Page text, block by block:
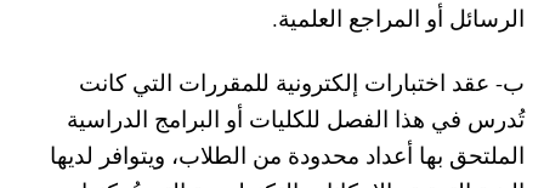
الرسائل أو المراجع العلمية.
ب- عقد اختبارات إلكترونية للمقررات التي كانت
تُدرس في هذا الفصل للكليات أو البرامج الدراسية
الملتحق بها أعداد محدودة من الطلاب، ويتوافر لديها